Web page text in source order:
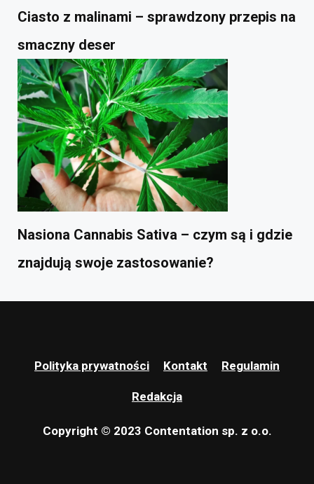
Ciasto z malinami – sprawdzony przepis na
smaczny deser
Nasiona Cannabis Sativa – czym są i gdzie
znajdują swoje zastosowanie?
Polityka prywatności Kontakt Regulamin
Redakcja
Copyright © 2023 Contentation sp. z o.o.